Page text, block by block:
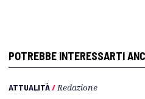
POTREBBE INTERESSARTI
ATTUALITÀ/ Redazione